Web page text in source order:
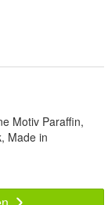
Motiv Paraffin,
Made in